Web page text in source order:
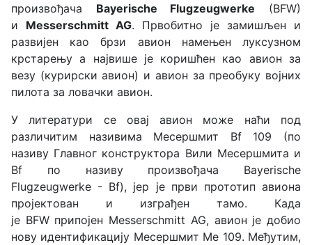
произвођача Bayerische Flugzeugwerke (BFW)
и Messerschmitt AG. Првобитно је замишљен и
развијен као брзи авион намењен луксузном
крстарењу а највише је коришћен као авион за
везу (курирски авион) и авион за преобуку војних
пилота за ловачки авион.
У литератури се овај авион може наћи под
различитим називима Месершмит Bf 109 (по
називу Главног конструктора Вили Месершмита и
Bf по називу произвођача Bayerische
Flugzeugwerke - Bf), јер је први прототип авиона
пројектован и изграђен тамо. Када
је BFW припојен Messerschmitt AG, авион је добио
нову идентификацију Месершмит Ме 109. Међутим,